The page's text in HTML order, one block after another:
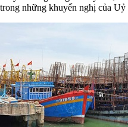
trong những khuyến nghị của Uỷ